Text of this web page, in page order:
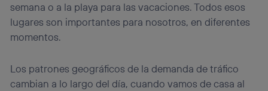
semana o a la playa para las vacaciones. Todos esos
lugares son importantes para nosotros, en diferentes
momentos.
Los patrones geográficos de la demanda de tráfico
cambian a lo largo del día, cuando vamos de casa al